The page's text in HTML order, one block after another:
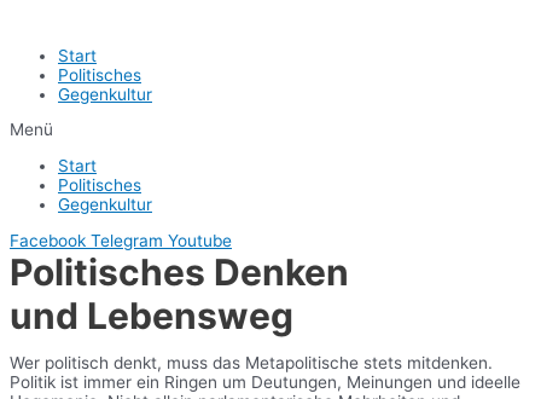
Start
Politisches
Gegenkultur
Menü
Start
Politisches
Gegenkultur
Facebook Telegram Youtube
Politisches Denken
und Lebensweg
Wer politisch denkt, muss das Metapolitische stets mitdenken.
Politik ist immer ein Ringen um Deutungen, Meinungen und ideelle